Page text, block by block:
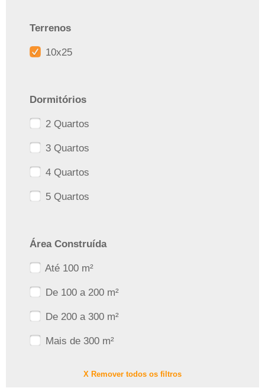
Terrenos
10x25
Dormitórios
2 Quartos
3 Quartos
4 Quartos
5 Quartos
Área Construída
Até 100 m²
De 100 a 200 m²
De 200 a 300 m²
Mais de 300 m²
X Remover todos os filtros